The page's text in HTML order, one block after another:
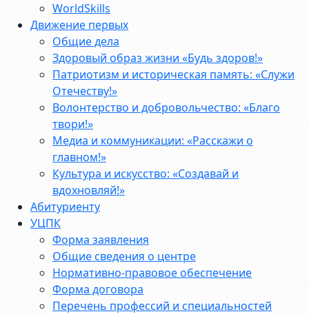
WorldSkills
Движение первых
Общие дела
Здоровый образ жизни «Будь здоров!»
Патриотизм и историческая память: «Служи
Отечеству!»
Волонтерство и добровольчество: «Благо
твори!»
Медиа и коммуникации: «Расскажи о
главном!»
Культура и искусство: «Создавай и
вдохновляй!»
Абитуриенту
УЦПК
Форма заявления
Общие сведения о центре
Нормативно-правовое обеспечение
Форма договора
Перечень профессий и специальностей